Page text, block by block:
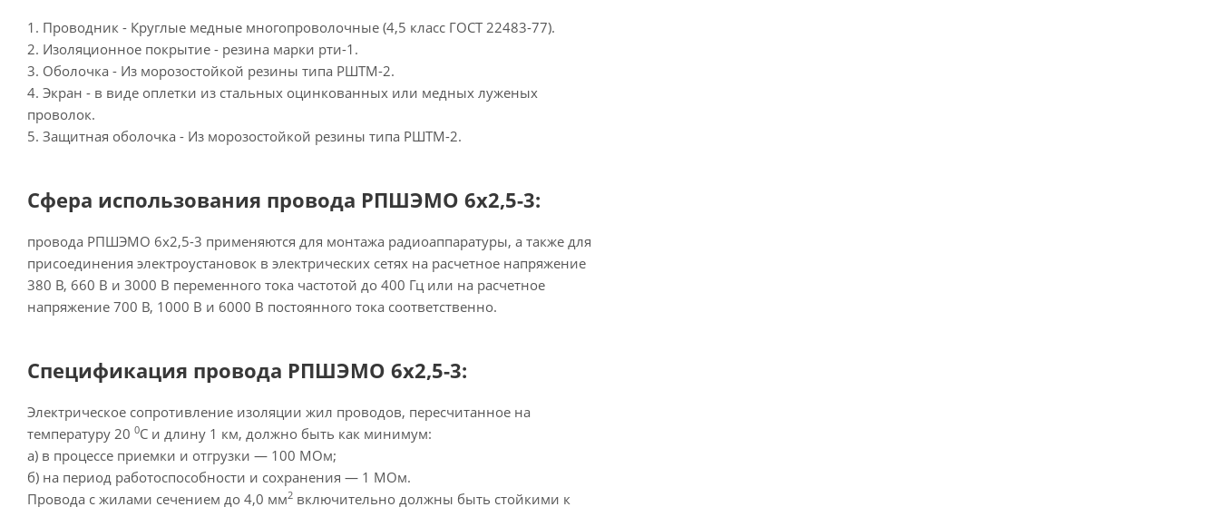
1. Проводник - Круглые медные многопроволочные (4,5 класс ГОСТ 22483-77).
2. Изоляционное покрытие - резина марки рти-1.
3. Оболочка - Из морозостойкой резины типа РШТМ-2.
4. Экран - в виде оплетки из стальных оцинкованных или медных луженых
проволок.
5. Защитная оболочка - Из морозостойкой резины типа РШТМ-2.
Сфера использования провода РПШЭМО 6х2,5-3:
провода РПШЭМО 6х2,5-3 применяются для монтажа радиоаппаратуры, а также для
присоединения электроустановок в электрических сетях на расчетное напряжение
380 В, 660 В и 3000 В переменного тока частотой до 400 Гц или на расчетное
напряжение 700 В, 1000 В и 6000 В постоянного тока соответственно.
Спецификация провода РПШЭМО 6х2,5-3:
Электрическое сопротивление изоляции жил проводов, пересчитанное на
температуру 20 0С и длину 1 км, должно быть как минимум:
а) в процессе приемки и отгрузки — 100 МОм;
б) на период работоспособности и сохранения — 1 МОм.
Провода с жилами сечением до 4,0 мм2 включительно должны быть стойкими к